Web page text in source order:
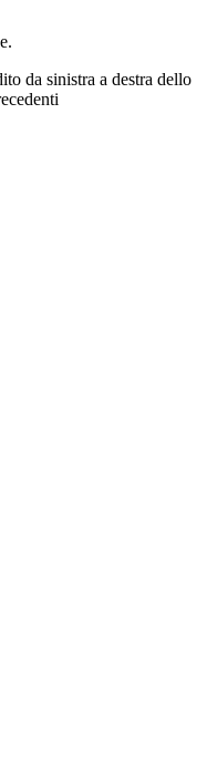
da sinistra a destra dello